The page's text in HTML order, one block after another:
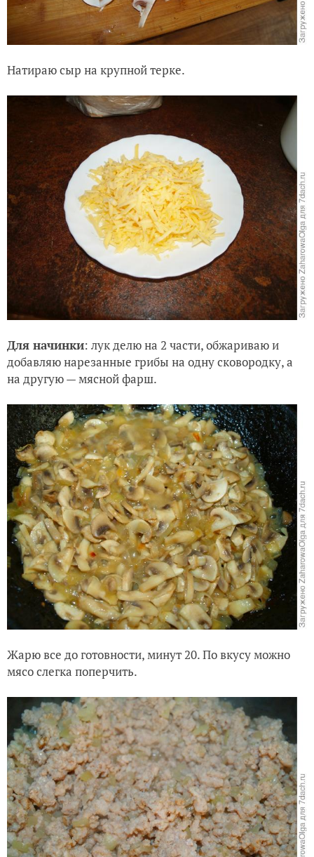
Натираю сыр на крупной терке.
Для начинки: лук делю на 2 части, обжариваю и
добавляю нарезанные грибы на одну сковородку, а
на другую — мясной фарш.
Жарю все до готовности, минут 20. По вкусу можно
мясо слегка поперчить.